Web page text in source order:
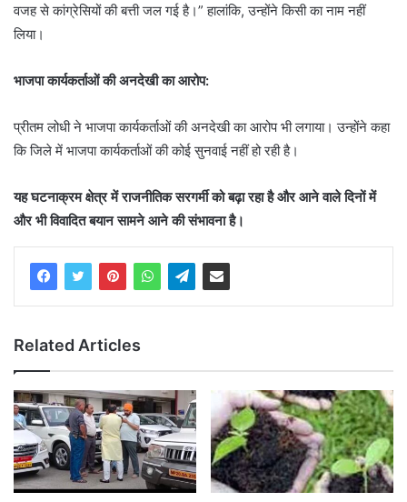
वजह से कांग्रेसियों की बत्ती जल गई है।” हालांकि, उन्होंने किसी का नाम नहीं
लिया।
भाजपा कार्यकर्ताओं की अनदेखी का आरोप:
प्रीतम लोधी ने भाजपा कार्यकर्ताओं की अनदेखी का आरोप भी लगाया। उन्होंने कहा
कि जिले में भाजपा कार्यकर्ताओं की कोई सुनवाई नहीं हो रही है।
यह घटनाक्रम क्षेत्र में राजनीतिक सरगर्मी को बढ़ा रहा है और आने वाले दिनों में
और भी विवादित बयान सामने आने की संभावना है।
Related Articles